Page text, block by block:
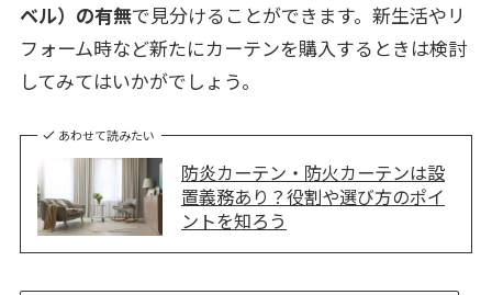
ベル）の有無で見分けることができます。新生活やリ
フォーム時など新たにカーテンを購入するときは検討
してみてはいかがでしょう。
あわせて読みたい
防炎カーテン・防火カーテンは設
置義務あり？役割や選び方のポイ
ントを知ろう